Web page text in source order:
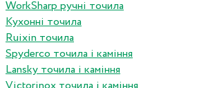
WorkSharp ручні точила
Кухонні точила
Ruixin точила
Spyderco точила і каміння
Lansky точила і каміння